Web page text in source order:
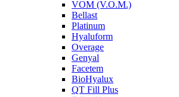
VOM (V.O.M.)
Bellast
Platinum
Hyaluform
Overage
Genyal
Facetem
BioHyalux
QT Fill Plus